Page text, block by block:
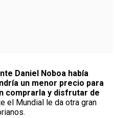
Daniel Noboa había
un menor precio para
comprarla y disfrutar de
el Mundial le da otra gran